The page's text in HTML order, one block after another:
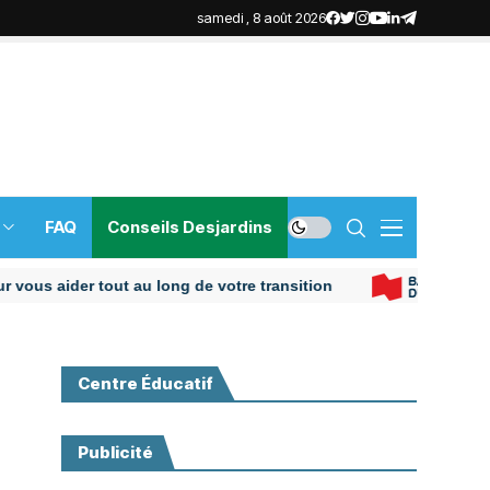
samedi , 8 août 2026
FAQ Conseils Desjardins
tout au long de votre transition
Centre Éducatif
Publicité